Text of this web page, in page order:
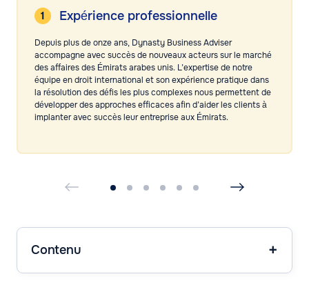
Expérience professionnelle
Depuis plus de onze ans, Dynasty Business Adviser
accompagne avec succès de nouveaux acteurs sur le marché
des affaires des Émirats arabes unis. L’expertise de notre
équipe en droit international et son expérience pratique dans
la résolution des défis les plus complexes nous permettent de
développer des approches efficaces afin d’aider les clients à
implanter avec succès leur entreprise aux Émirats.
Contenu